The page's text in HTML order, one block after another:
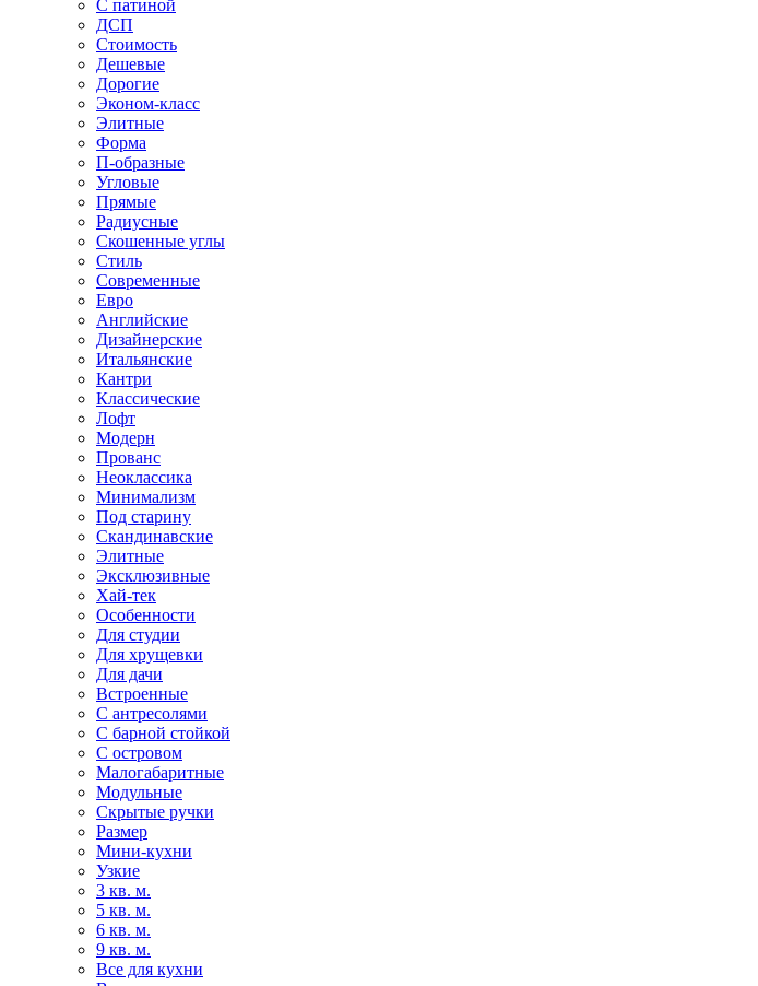
С патиной
ДСП
Стоимость
Дешевые
Дорогие
Эконом-класс
Элитные
Форма
П-образные
Угловые
Прямые
Радиусные
Скошенные углы
Стиль
Современные
Евро
Английские
Дизайнерские
Итальянские
Кантри
Классические
Лофт
Модерн
Прованс
Неоклассика
Минимализм
Под старину
Скандинавские
Элитные
Эксклюзивные
Хай-тек
Особенности
Для студии
Для хрущевки
Для дачи
Встроенные
С антресолями
С барной стойкой
С островом
Малогабаритные
Модульные
Скрытые ручки
Размер
Мини-кухни
Узкие
3 кв. м.
5 кв. м.
6 кв. м.
9 кв. м.
Все для кухни